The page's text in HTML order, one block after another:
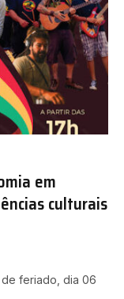
em
culturais
feriado, dia 06